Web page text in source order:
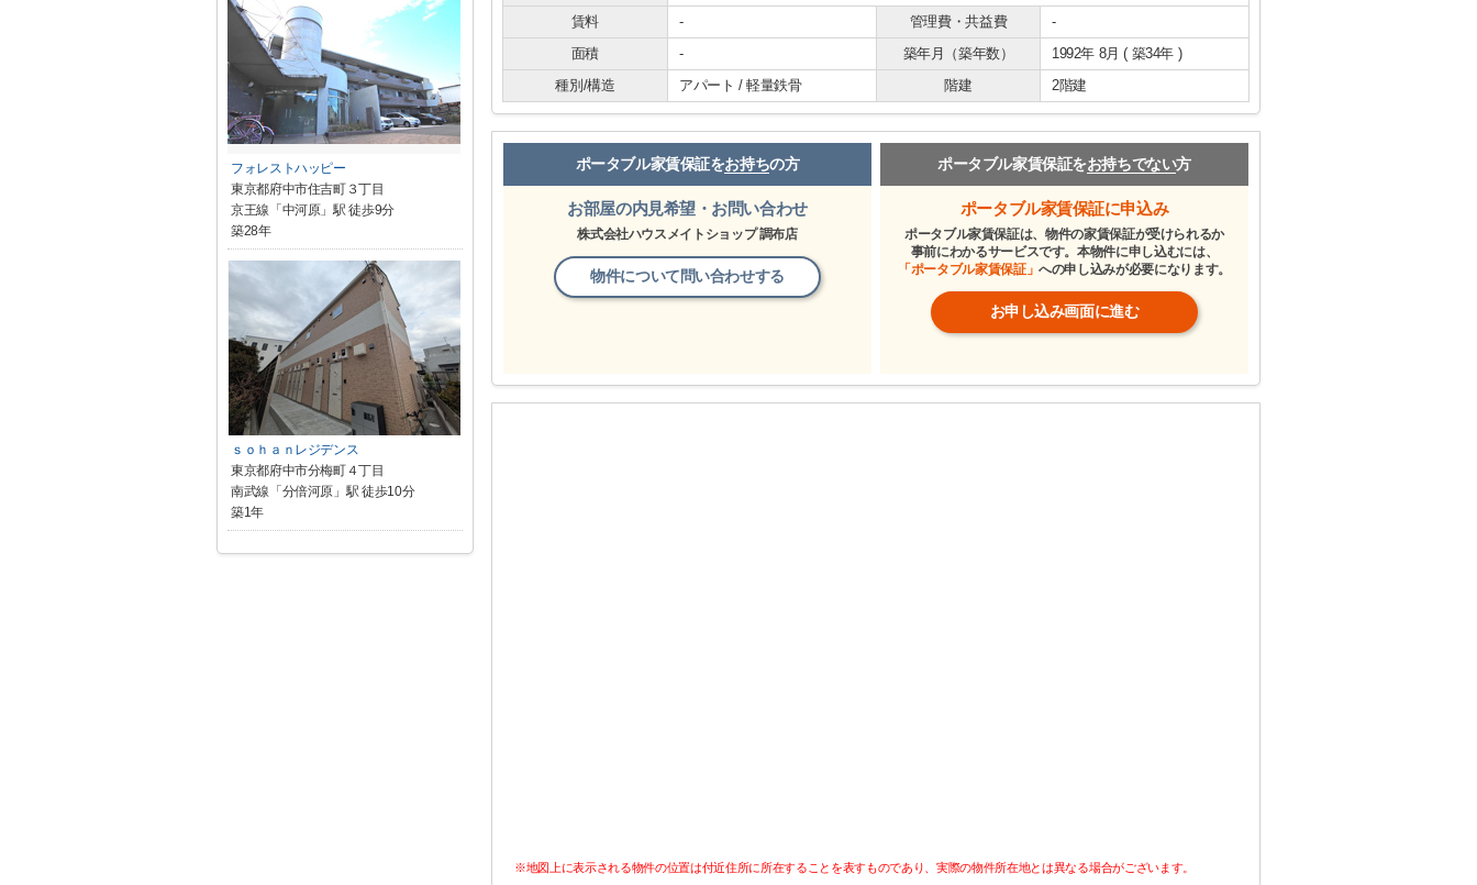
賃料 - 管理費・共益費
-
面積
- 築年月（築年数）
1992年 8月 ( 築34年 )
種別/構造
アパート / 軽量鉄骨 階建 2階建
ポータブル家賃保証をお持ちの方
お部屋の内見希望・お問い合わせ
株式会社ハウスメイトショップ 調布店
物件について問い合わせする
ポータブル家賃保証をお持ちでない方
ポータブル家賃保証に申込み
ポータブル家賃保証は、物件の家賃保証が受けられるか
事前にわかるサービスです。本物件に申し込むには、
「ポータブル家賃保証」への申し込みが必要になります。
お申し込み画面に進む
※地図上に表示される物件の位置は付近住所に所在することを表すものであり、実際の物件所在地とは異なる場合がございます。
フォレストハッピー
東京都府中市住吉町３丁目
京王線「中河原」駅 徒歩9分
築28年
ｓｏｈａｎレジデンス
東京都府中市分梅町４丁目
南武線「分倍河原」駅 徒歩10分
築1年